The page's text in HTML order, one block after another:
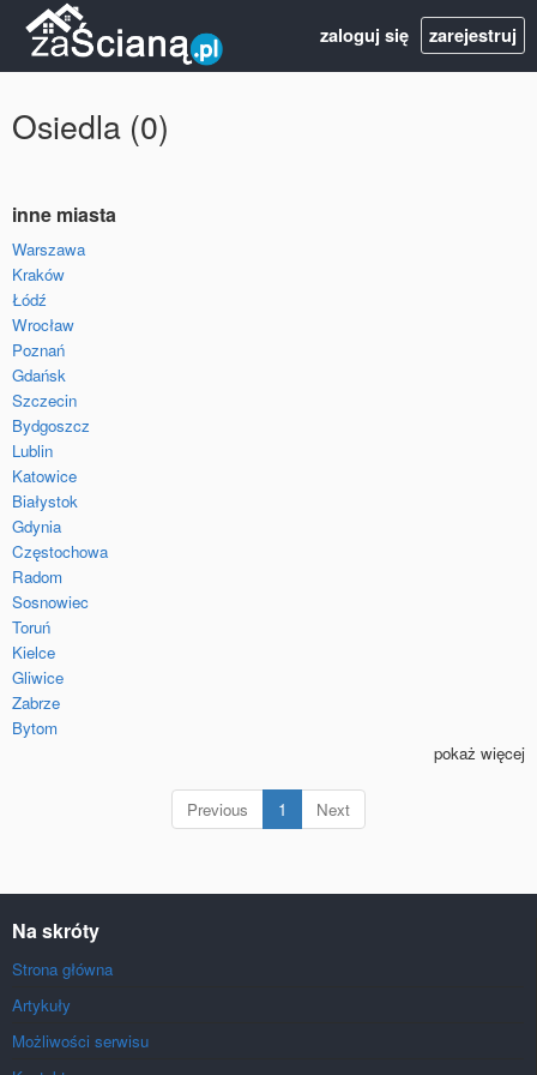
zaloguj się zarejestruj
Osiedla (0)
inne miasta
Warszawa
Kraków
Łódź
Wrocław
Poznań
Gdańsk
Szczecin
Bydgoszcz
Lublin
Katowice
Białystok
Gdynia
Częstochowa
Radom
Sosnowiec
Toruń
Kielce
Gliwice
Zabrze
Bytom
pokaż więcej
Previous 1 (current)
Next
Na skróty
Strona główna
Artykuły
Możliwości serwisu